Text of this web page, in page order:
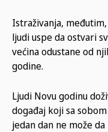
Istraživanja,
ljudi uspe da ostvari
većina odustane od
godine.
Ljudi Novu godinu
događaj koji sa
jedan dan ne može